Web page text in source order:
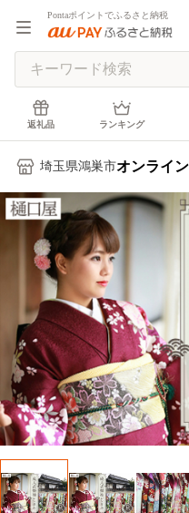
Pontaポイントでふるさと納税
返礼品 ランキング
埼玉県鴻巣市オンライ